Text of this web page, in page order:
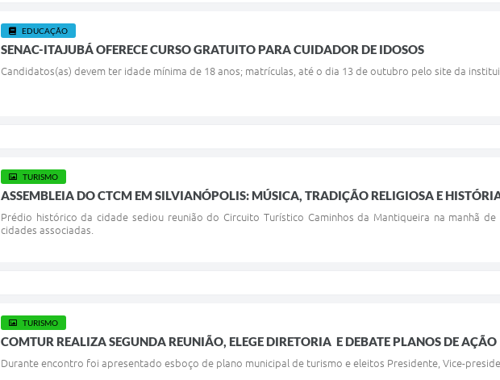
EDUCAÇÃO
SENAC-ITAJUBÁ OFERECE CURSO GRATUITO PARA CUIDADOR DE IDOSOS
Candidatos(as) devem ter idade mínima de 18 anos; matrículas, até o dia 13 de outubro pelo site da
TURISMO
ASSEMBLEIA DO CTCM EM SILVIANÓPOLIS: MÚSICA, TRADIÇÃO RELIGIOSA E
Prédio histórico da cidade sediou reunião do Circuito Turístico Caminhos da Mantiqueira na manhã
cidades associadas.
TURISMO
COMTUR REALIZA SEGUNDA REUNIÃO, ELEGE DIRETORIA E DEBATE PLANOS DE AÇÃO
Durante encontro foi apresentado esboço de plano municipal de turismo e eleitos Presidente, Vice-